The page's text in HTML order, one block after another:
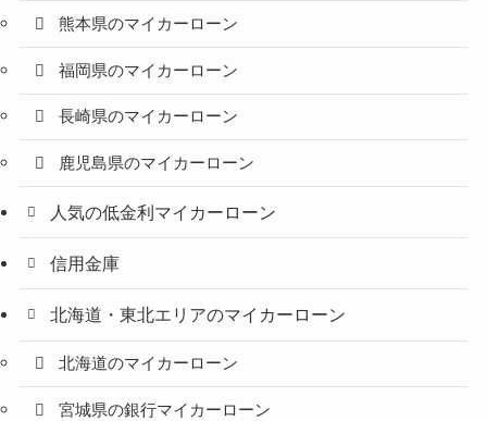
熊本県のマイカーローン
福岡県のマイカーローン
長崎県のマイカーローン
鹿児島県のマイカーローン
人気の低金利マイカーローン
信用金庫
北海道・東北エリアのマイカーローン
北海道のマイカーローン
宮城県の銀行マイカーローン